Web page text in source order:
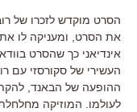
הסרט מוקדש לזכרו של
את הסרט
ומעניקה לו
אינדיאני כך שהסרט
העשירי של סקורסזי עם
ההופעה של הבאנד
לעולמו
המוזיקה